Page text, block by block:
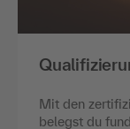
Mit den
belegst du